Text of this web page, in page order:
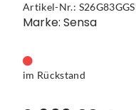
Artikel-Nr.:
Marke: Sensa
im Rückstand